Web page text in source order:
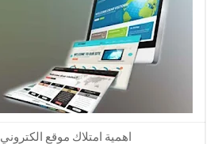
اهمية امتلاك موقع الكتروني